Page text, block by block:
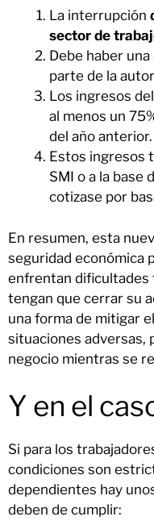
La interrupción
sector de
Debe haber
parte de la
Los ingresos
al menos un
del año anterior.
Estos ingresos
SMI o a la base
cotizase por
En resumen, esta
seguridad económica
enfrentan dificultades
tengan que cerrar su
una forma de mitigar
situaciones adversas,
negocio mientras se
Y en el
Si para los
condiciones son
dependientes hay
deben de cumplir: